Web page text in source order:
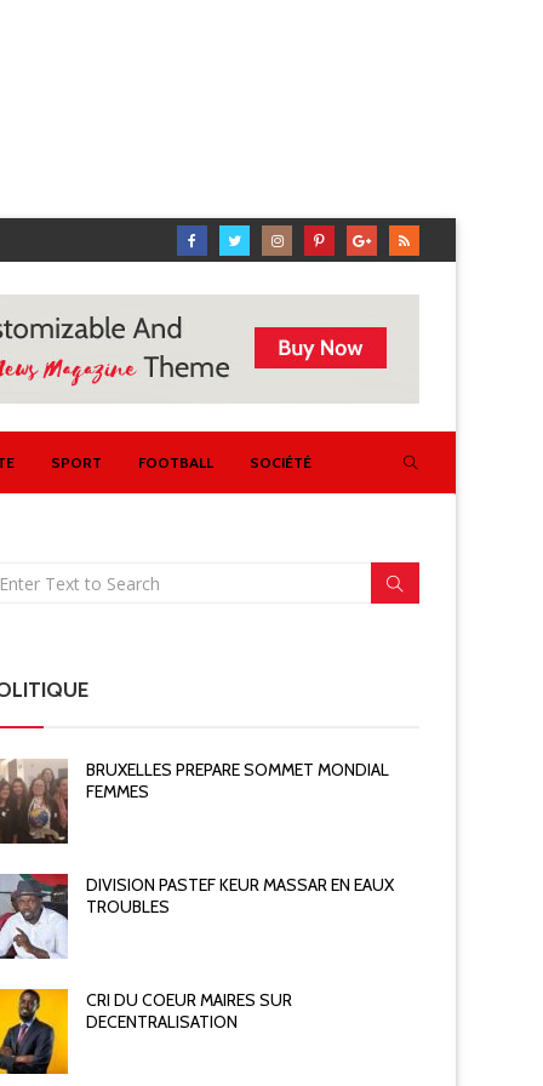
SPORT FOOTBALL SOCIÉTÉ
BRUXELLES PREPARE SOMMET MONDIAL
FEMMES
DIVISION PASTEF KEUR MASSAR EN EAUX
TROUBLES
CRI DU COEUR MAIRES SUR
DECENTRALISATION